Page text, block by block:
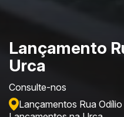
Lançamento
Urca
Consulte-nos
Lançamentos Rua